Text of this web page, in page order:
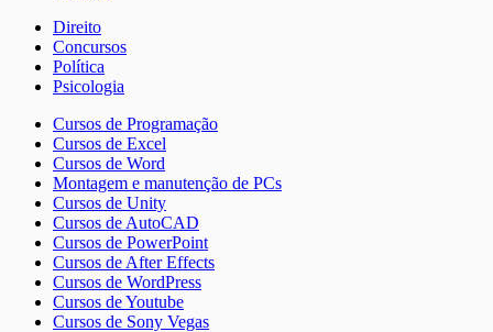
Direito
Concursos
Política
Psicologia
Cursos de Programação
Cursos de Excel
Cursos de Word
Montagem e manutenção de PCs
Cursos de Unity
Cursos de AutoCAD
Cursos de PowerPoint
Cursos de After Effects
Cursos de WordPress
Cursos de Youtube
Cursos de Sony Vegas